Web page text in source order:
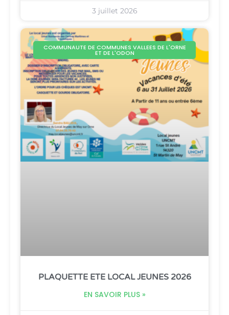
3 juillet 2026
COMMUNAUTE DE COMMUNES VALLEES DE L'ORNE
ET DE L'ODON
PLAQUETTE ETE LOCAL JEUNES 2026
EN SAVOIR PLUS »